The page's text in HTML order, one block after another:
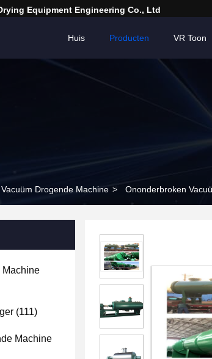
Equipment Engineering Co., Ltd
Huis Producten VR Toon
Vacuüm Drogende Machine > Ononderbroken
Machine
(111)
Machine